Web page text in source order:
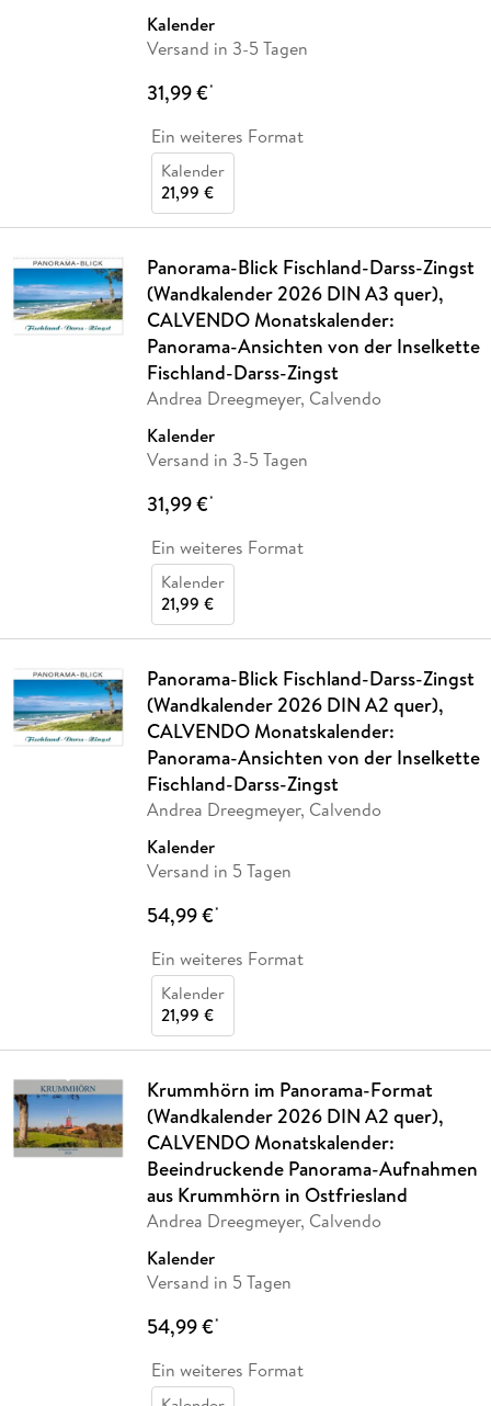
Kalender
Versand in 3-5 Tagen
31,99 €*
Ein weiteres Format
Kalender
21,99 €
Panorama-Blick Fischland-Darss-Zingst
(Wandkalender 2026 DIN A3 quer),
CALVENDO Monatskalender:
Panorama-Ansichten von der Inselkette
Fischland-Darss-Zingst
Andrea Dreegmeyer, Calvendo
Kalender
Versand in 3-5 Tagen
31,99 €*
Ein weiteres Format
Kalender
21,99 €
Panorama-Blick Fischland-Darss-Zingst
(Wandkalender 2026 DIN A2 quer),
CALVENDO Monatskalender:
Panorama-Ansichten von der Inselkette
Fischland-Darss-Zingst
Andrea Dreegmeyer, Calvendo
Kalender
Versand in 5 Tagen
54,99 €*
Ein weiteres Format
Kalender
21,99 €
Krummhörn im Panorama-Format
(Wandkalender 2026 DIN A2 quer),
CALVENDO Monatskalender:
Beeindruckende Panorama-Aufnahmen
aus Krummhörn in Ostfriesland
Andrea Dreegmeyer, Calvendo
Kalender
Versand in 5 Tagen
54,99 €*
Ein weiteres Format